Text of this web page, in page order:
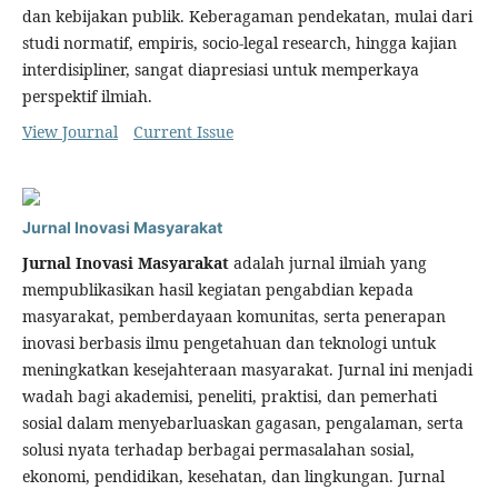
dan kebijakan publik. Keberagaman pendekatan, mulai dari
studi normatif, empiris, socio-legal research, hingga kajian
interdisipliner, sangat diapresiasi untuk memperkaya
perspektif ilmiah.
View Journal
Current Issue
Jurnal Inovasi Masyarakat
Jurnal Inovasi Masyarakatadalah jurnal ilmiah yang
mempublikasikan hasil kegiatan pengabdian kepada
masyarakat, pemberdayaan komunitas, serta penerapan
inovasi berbasis ilmu pengetahuan dan teknologi untuk
meningkatkan kesejahteraan masyarakat. Jurnal ini menjadi
wadah bagi akademisi, peneliti, praktisi, dan pemerhati
sosial dalam menyebarluaskan gagasan, pengalaman, serta
solusi nyata terhadap berbagai permasalahan sosial,
ekonomi, pendidikan, kesehatan, dan lingkungan. Jurnal